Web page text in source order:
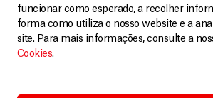
funcionar como esperado, a recolher
forma como utiliza o nosso website e a
site. Para mais informações, consulte a
Cookies.